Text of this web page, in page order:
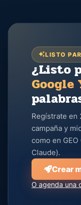
LISTO
¿Listo
Google
Regístrate en
campaña y
como en
Claude).
Crear
O agenda una